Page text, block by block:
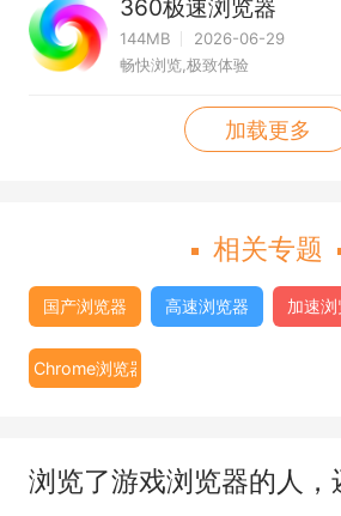
360极速浏览器
144MB
2026-06-29
畅快浏览,极致体验
加载更多
相关专题
国产浏览器 高速浏览器 加速浏
Chrome浏览器
浏览了游戏浏览器的人，